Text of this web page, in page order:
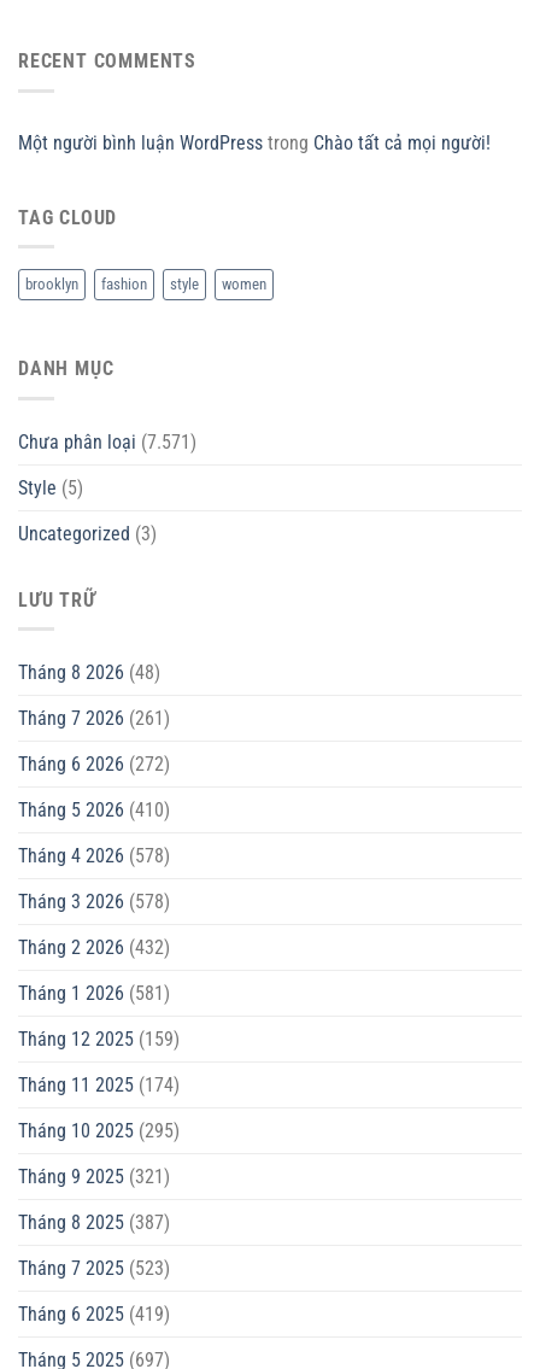
RECENT COMMENTS
Một người bình luận WordPress trong Chào tất cả mọi người!
TAG CLOUD
brooklyn fashion style women
DANH MỤC
Chưa phân loại (7.571)
Style (5)
Uncategorized (3)
LƯU TRỮ
Tháng 8 2026 (48)
Tháng 7 2026 (261)
Tháng 6 2026 (272)
Tháng 5 2026 (410)
Tháng 4 2026 (578)
Tháng 3 2026 (578)
Tháng 2 2026 (432)
Tháng 1 2026 (581)
Tháng 12 2025 (159)
Tháng 11 2025 (174)
Tháng 10 2025 (295)
Tháng 9 2025 (321)
Tháng 8 2025 (387)
Tháng 7 2025 (523)
Tháng 6 2025 (419)
Tháng 5 2025 (697)